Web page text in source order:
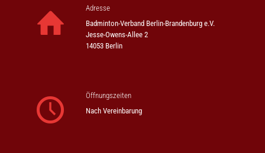
Adresse
Badminton-Verband Berlin-Brandenburg e.V.
Jesse-Owens-Allee 2
14053 Berlin
Öffnungszeiten
Nach Vereinbarung